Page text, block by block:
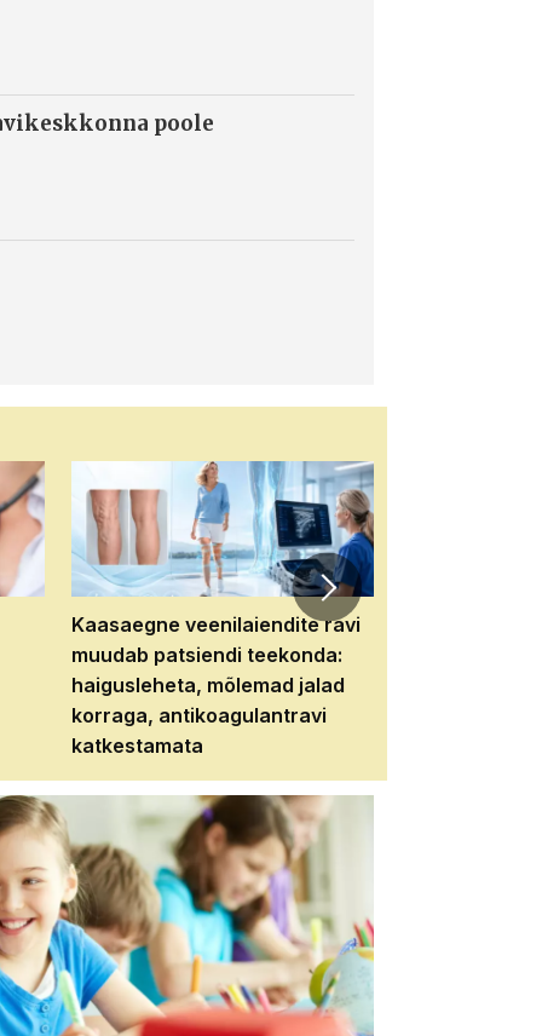
poole
Kaasaegne veenilaiendite ravi
muudab patsiendi teekonda:
haigusleheta, mõlemad jalad
korraga, antikoagulantravi
katkestamata